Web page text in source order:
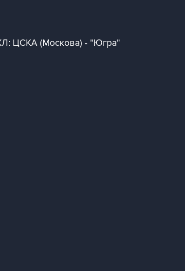
ЦСКА (Москова) - "Югра"